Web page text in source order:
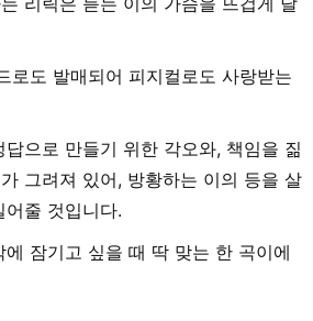
로도 발매되어 피지컬로도 사랑받는
으로 만들기 위한 각오와, 책임을 짊
그려져 있어, 방황하는 이의 등을 살
줄 것입니다.
잠기고 싶을 때 딱 맞는 한 곡이에